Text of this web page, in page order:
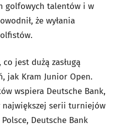
golfowych talentów i w
że wyłania
jest dużą zasługą
jak Kram Junior Open.
wspiera Deutsche Bank,
największej serii turniejów
Deutsche Bank